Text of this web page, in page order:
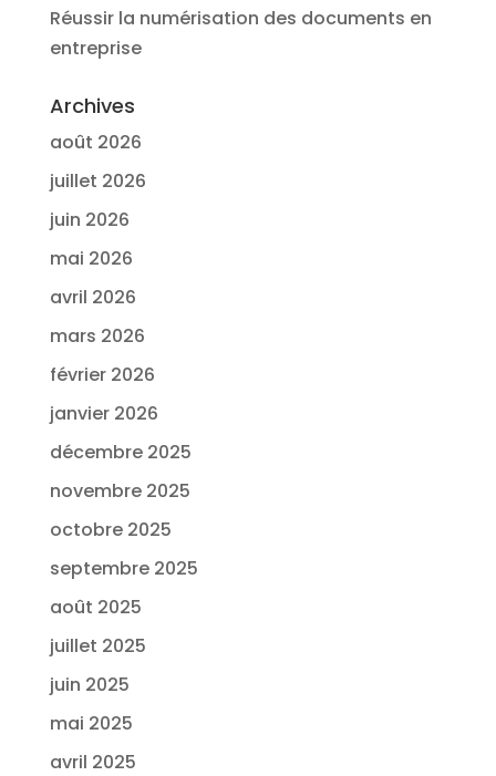
Réussir la numérisation des documents en
entreprise
Archives
août 2026
juillet 2026
juin 2026
mai 2026
avril 2026
mars 2026
février 2026
janvier 2026
décembre 2025
novembre 2025
octobre 2025
septembre 2025
août 2025
juillet 2025
juin 2025
mai 2025
avril 2025